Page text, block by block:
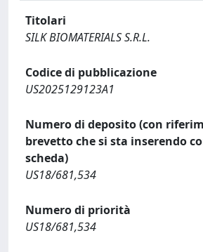
Titolari
SILK BIOMATERIALS S.R.L.
Codice di pubblicazione
US2025129123A1
Numero di deposito (con
brevetto che si sta inserendo
scheda)
US18/681,534
Numero di priorità
US18/681,534